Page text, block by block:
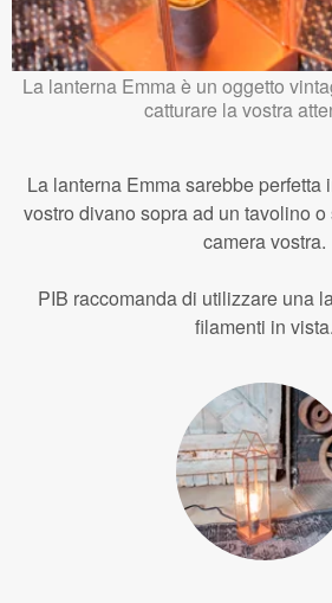
La lanterna Emma è un oggetto
catturare la vostra
La lanterna Emma sarebbe perfetta
vostro divano sopra ad un tavolino
camera vostra.
PIB raccomanda di utilizzare una
filamenti in vista.